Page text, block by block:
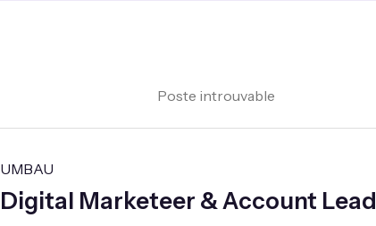
Poste introuvable
UMBAU
Digital Marketeer & Account Lead